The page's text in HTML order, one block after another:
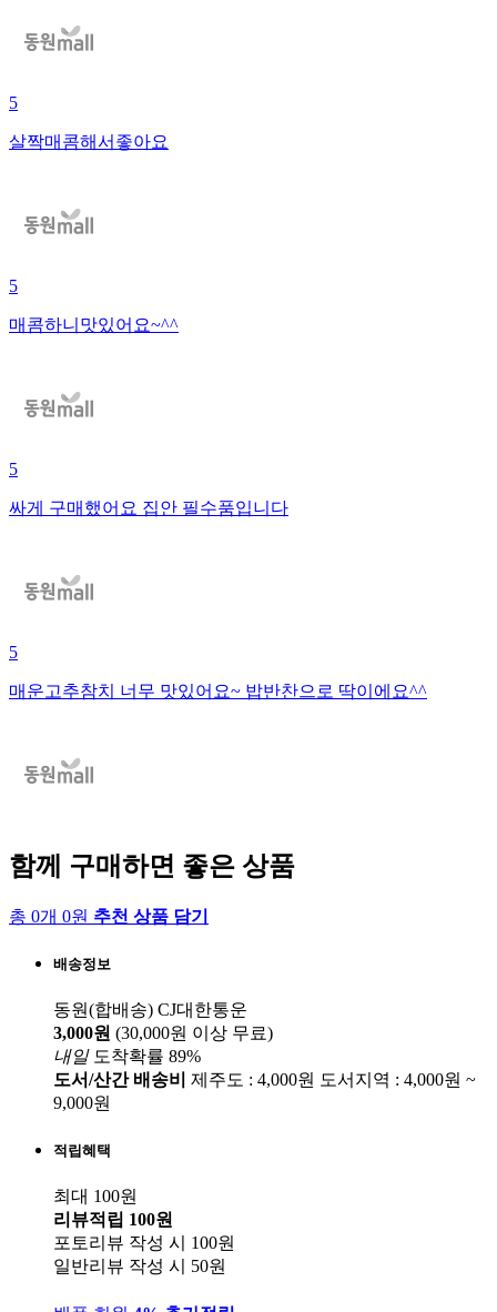
5
살짝매콤해서좋아요
5
매콤하니맛있어요~^^
5
싸게 구매했어요 집안 필수품입니다
5
매운고추참치 너무 맛있어요~ 밥반찬으로 딱이에요^^
함께 구매하면 좋은 상품
총 0개 0원 추천 상품 담기
배송정보
동원(합배송) CJ대한통운
3,000원 (30,000원 이상 무료)
내일 도착확률 89%
도서/산간 배송비 제주도 : 4,000원 도서지역 : 4,000원 ~
9,000원
적립혜택
최대 100원
리뷰적립 100원
포토리뷰 작성 시 100원
일반리뷰 작성 시 50원